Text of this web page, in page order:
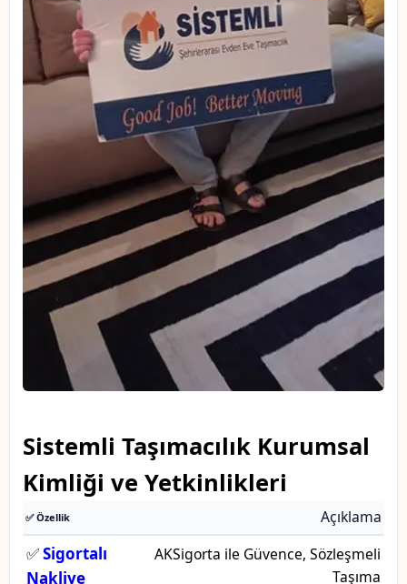
Sistemli Taşımacılık Kurumsal
Kimliği ve Yetkinlikleri
✅ Özellik Açıklama
✅Sigortalı
Nakliye
AKSigorta ile Güvence, Sözleşmeli
Taşıma